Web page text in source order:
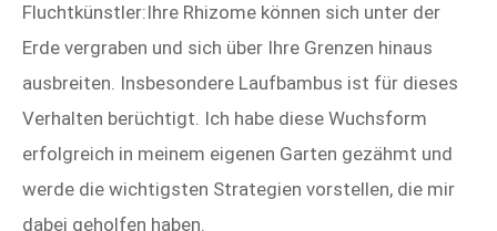
Fluchtkünstler:Ihre Rhizome können sich unter der
Erde vergraben und sich über Ihre Grenzen hinaus
ausbreiten. Insbesondere Laufbambus ist für dieses
Verhalten berüchtigt. Ich habe diese Wuchsform
erfolgreich in meinem eigenen Garten gezähmt und
werde die wichtigsten Strategien vorstellen, die mir
dabei geholfen haben.